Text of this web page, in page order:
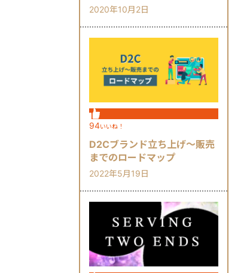
2020年10月2日
94いいね！
D2Cブランド立ち上げ～販売
までのロードマップ
2022年5月19日